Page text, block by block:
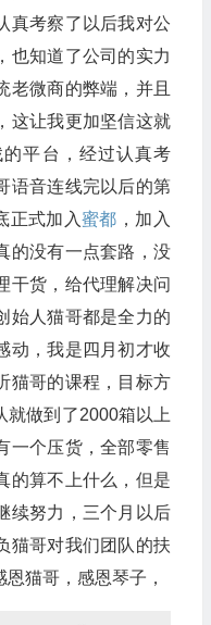
真考察了以后我对公
也知道了公司的实力
老微商的弊端，并且
这让我更加坚信这就
平台，经过认真考
语音连线完以后的第
正式加入蜜都 ，加入
的没有一点套路，没
干货，给代理解决问
始人猫哥都是全力的
动，我是四月初才收
猫哥的课程，目标方
就做到了2000箱以上
一个压货，全部零售
的算不上什么，但是
续努力，三个月以后
猫哥对我们团队的扶
猫哥，感恩琴子，